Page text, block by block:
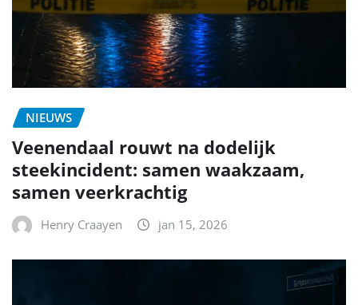
NIEUWS
Veenendaal rouwt na dodelijk
steekincident: samen waakzaam,
samen veerkrachtig
Henry Craayen jan 15, 2026